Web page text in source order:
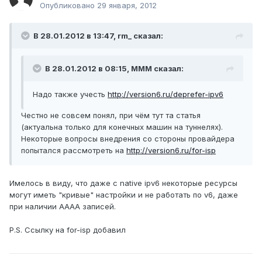
Опубликовано 29 января, 2012
В 28.01.2012 в 13:47, rm_ сказал:
В 28.01.2012 в 08:15, MMM сказал:
Надо также учесть http://version6.ru/deprefer-ipv6
Честно не совсем понял, при чём тут та статья
(актуальна только для конечных машин на туннелях).
Некоторые вопросы внедрения со стороны провайдера
попытался рассмотреть на http://version6.ru/for-isp
Имелось в виду, что даже с native ipv6 некоторые ресурсы
могут иметь "кривые" настройки и не работать по v6, даже
при наличии AAAA записей.
P.S. Ссылку на for-isp добавил